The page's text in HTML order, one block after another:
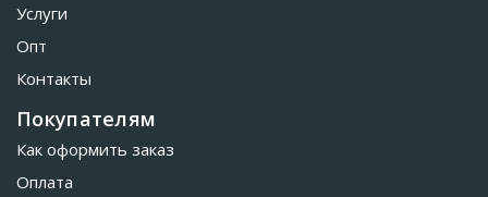
Услуги
Опт
Контакты
Покупателям
Как оформить заказ
Оплата